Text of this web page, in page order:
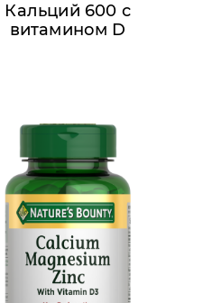
Кальций 600 с
витамином D